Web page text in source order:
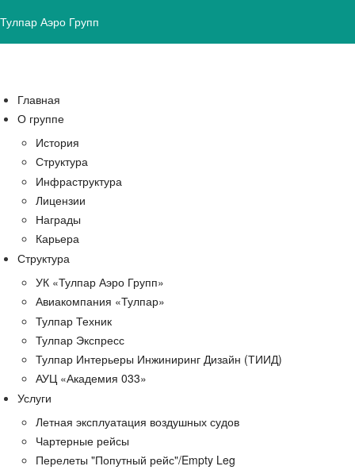
Тулпар Аэро Групп
Главная
О группе
История
Структура
Инфраструктура
Лицензии
Награды
Карьера
Структура
УК «Тулпар Аэро Групп»
Авиакомпания «Тулпар»
Тулпар Техник
Тулпар Экспресс
Тулпар Интерьеры Инжиниринг Дизайн (ТИИД)
АУЦ «Академия 033»
Услуги
Летная эксплуатация воздушных судов
Чартерные рейсы
Перелеты "Попутный рейс"/Empty Leg